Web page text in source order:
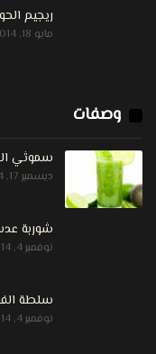
ريجيم
مايو 18, 2014
وصفات
سموثي
ديسمبر 17, 2014
شوربة
نوفمبر 4, 2014
سلطة
نوفمبر 4, 2014